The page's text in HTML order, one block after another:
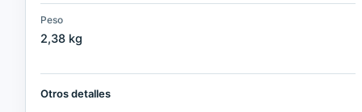
Peso
2,38 kg
Otros detalles